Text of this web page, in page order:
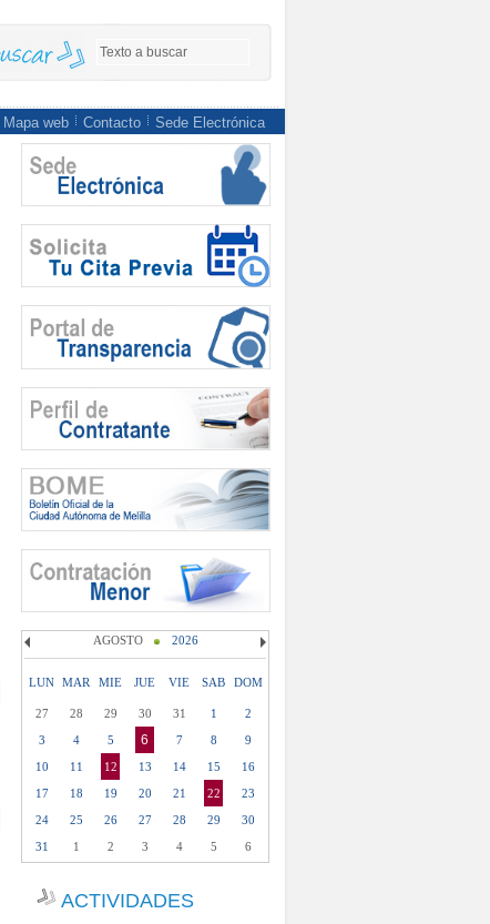
Mapa web Contacto Sede Electrónica
AGOSTO 2026
LUN MAR MIE JUE VIE SAB DOM
27 28 29 30 31 1
2
3
4 5 6 7 8
9
10
11 12 13 14 15
16
17
18 19 20 21 22
23
24
25 26 27 28 29
30
31
1 2 3 4 5 6
ACTIVIDADES